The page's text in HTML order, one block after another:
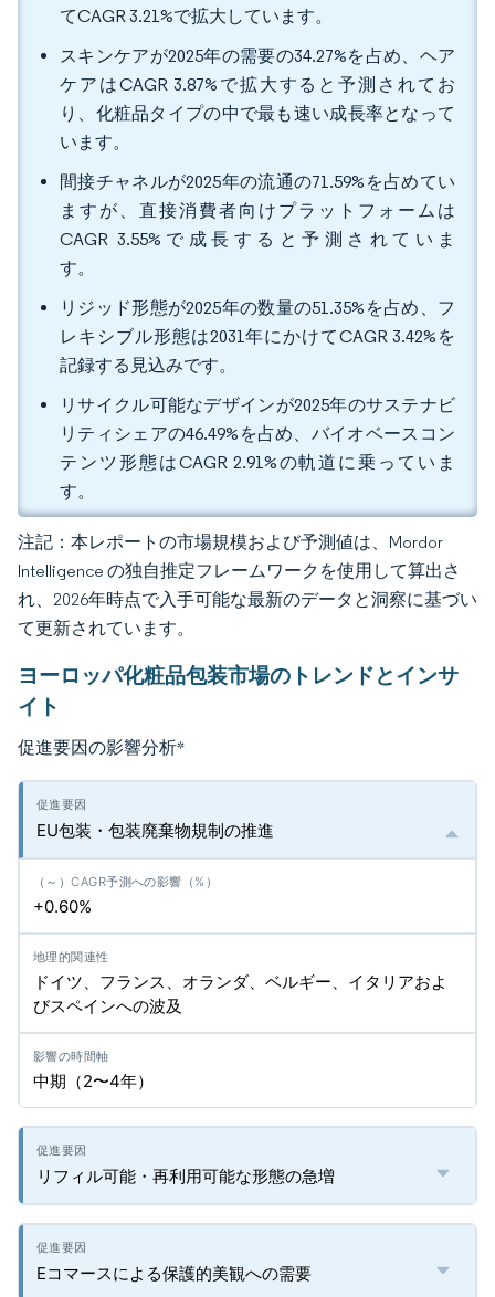
てCAGR 3.21%で拡大しています。
スキンケアが2025年の需要の34.27%を占め、ヘア
ケアはCAGR 3.87%で拡大すると予測されてお
り、化粧品タイプの中で最も速い成長率となって
います。
間接チャネルが2025年の流通の71.59%を占めてい
ますが、直接消費者向けプラットフォームは
CAGR 3.55%で成長すると予測されていま
す。
リジッド形態が2025年の数量の51.35%を占め、フ
レキシブル形態は2031年にかけてCAGR 3.42%を
記録する見込みです。
リサイクル可能なデザインが2025年のサステナビ
リティシェアの46.49%を占め、バイオベースコン
テンツ形態はCAGR 2.91%の軌道に乗っていま
す。
注記：本レポートの市場規模および予測値は、Mordor
Intelligence の独自推定フレームワークを使用して算出さ
れ、2026年時点で入手可能な最新のデータと洞察に基づい
て更新されています。
ヨーロッパ化粧品包装市場のトレンドとインサ
イト
促進要因の影響分析*
EU包装・包装廃棄物規制の推進
+0.60%
ドイツ、フランス、オランダ、ベルギー、イタリアおよ
びスペインへの波及
中期（2〜4年）
リフィル可能・再利用可能な形態の急増
Eコマースによる保護的美観への需要